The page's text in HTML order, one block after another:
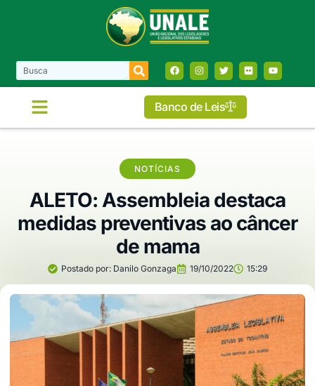
Banco de Leis
NOTÍCIAS
ALETO: Assembleia destaca
medidas preventivas ao câncer
de mama
Postado por: Danilo Gonzaga 19/10/2022 15:29